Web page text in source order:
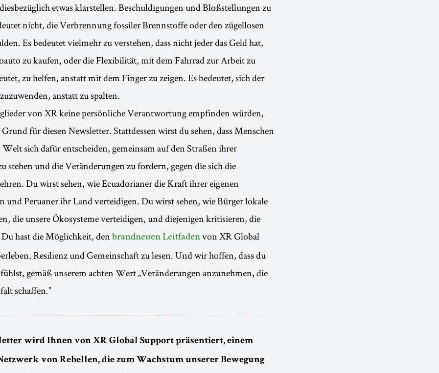
etwas klarstellen. Beschuldigungen und Bloßstellungen zu
nicht, die Verbrennung fossiler Brennstoffe oder den zügellosen
Es bedeutet vielmehr zu verstehen, dass nicht jeder das Geld hat,
zu kaufen, oder die Flexibilität, mit dem Fahrrad zur Arbeit zu
zu helfen, anstatt mit dem Finger zu zeigen. Es bedeutet, sich der
anstatt zu spalten.
von XR keine persönliche Verantwortung empfinden würden,
Grund für diesen Newsletter. Stattdessen wirst du sehen, dass Menschen
Welt sich dafür entscheiden, gemeinsam auf den Straßen ihrer
stehen und die Veränderungen zu fordern, gegen die sich die
Du wirst sehen, wie Ecuadorianer die Kraft ihrer eigenen
und Peruaner ihr Land verteidigen. Du wirst sehen, wie Bürger lokale
die unsere Ökosysteme verteidigen, und diejenigen kritisieren, die
hast die Möglichkeit, den brandneuen Leitfaden von XR Global
Resilienz und Gemeinschaft zu lesen. Und wir hoffen, dass du
gemäß unserem achten Wert „Veränderungen anzunehmen, die
schaffen.”
wird Ihnen von XR Global Support präsentiert, einem
von Rebellen, die zum Wachstum unserer Bewegung